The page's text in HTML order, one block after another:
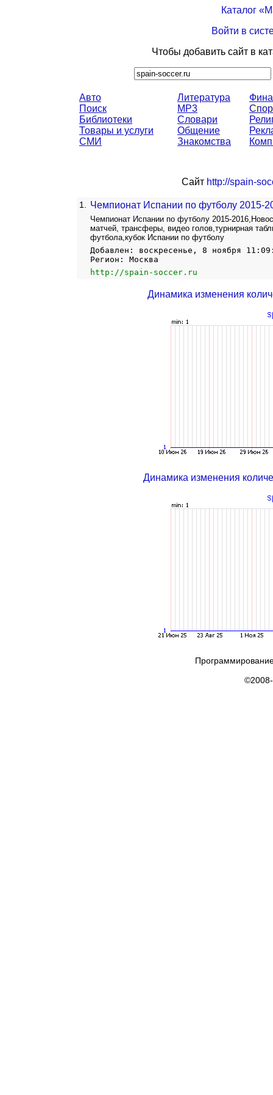
Каталог
Войти в
Чтобы добавить сайт в
Авто
Поиск
Библиотеки
Товары и услуги
СМИ
Литература
MP3
Словари
Общение
Знакомства
Сайт http://spain-
1. Чемпионат Испании по футболу 2015-
Чемпионат Испании по футболу 2015-
матчей, трансферы, видео голов,турнирная
футбола,кубок Испании по футболу
Добавлен: воскресенье, 8 ноября
Регион: Москва
http://spain-soccer.ru
Динамика изменения
Динамика изменения